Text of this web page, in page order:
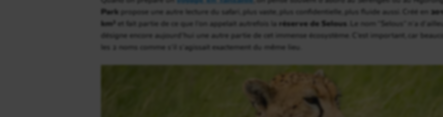
Park propose une autre lecture du safari, plus vaste, plus confidentielle, plus fluide aussi. Créé en
km²
et fait partie de ce que l’on appelait autrefois la réserve de Selous . Le nom “Selous” n’a
désigne encore aujourd’hui une autre partie de cet immense écosystème. C’est important, car
les 2 noms comme s’il s’agissait exactement du même lieu.